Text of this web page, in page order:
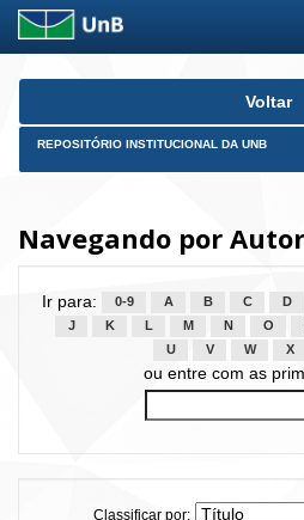
Skip
Voltar
REPOSITÓRIO INSTITUCIONAL DA UNB
Navegando por
Ir para: 0-9 A B C D
J
K L M N O
U
V W X
ou entre com as
Classificar por: